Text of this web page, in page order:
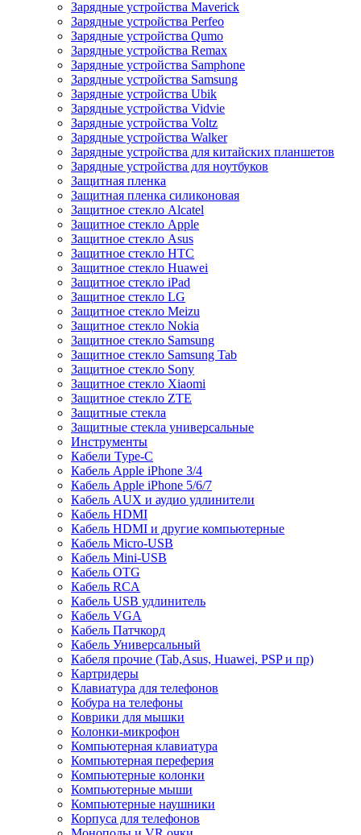
Зарядные устройства Maverick
Зарядные устройства Perfeo
Зарядные устройства Qumo
Зарядные устройства Remax
Зарядные устройства Samphone
Зарядные устройства Samsung
Зарядные устройства Ubik
Зарядные устройства Vidvie
Зарядные устройства Voltz
Зарядные устройства Walker
Зарядные устройства для китайских планшетов
Зарядные устройства для ноутбуков
Защитная пленка
Защитная пленка силиконовая
Защитное стекло Alcatel
Защитное стекло Apple
Защитное стекло Asus
Защитное стекло HTC
Защитное стекло Huawei
Защитное стекло iPad
Защитное стекло LG
Защитное стекло Meizu
Защитное стекло Nokia
Защитное стекло Samsung
Защитное стекло Samsung Tab
Защитное стекло Sony
Защитное стекло Xiaomi
Защитное стекло ZTE
Защитные стекла
Защитные стекла универсальные
Инструменты
Кабели Type-C
Кабель Apple iPhone 3/4
Кабель Apple iPhone 5/6/7
Кабель AUX и аудио удлинители
Кабель HDMI
Кабель HDMI и другие компьютерные
Кабель Micro-USB
Кабель Mini-USB
Кабель OTG
Кабель RCA
Кабель USB удлинитель
Кабель VGA
Кабель Патчкорд
Кабель Универсальный
Кабеля прочие (Tab,Asus, Huawei, PSP и пр)
Картридеры
Клавиатура для телефонов
Кобура на телефоны
Коврики для мышки
Колонки-микрофон
Компьютерная клавиатура
Компьютерная переферия
Компьютерные колонки
Компьютерные мыши
Компьютерные наушники
Корпуса для телефонов